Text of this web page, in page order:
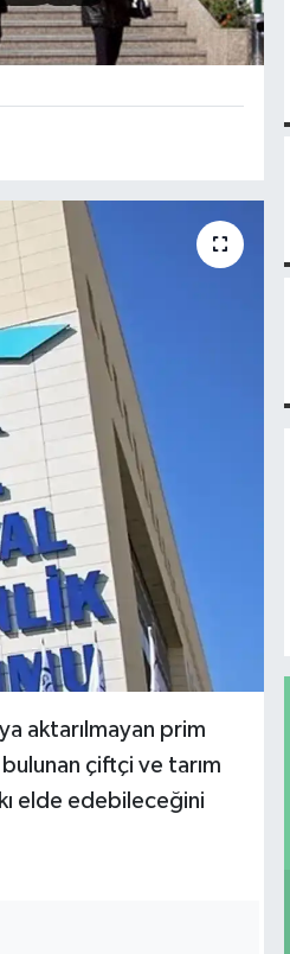
aktarılmayan prim
çiftçi ve tarım
elde edebileceğini